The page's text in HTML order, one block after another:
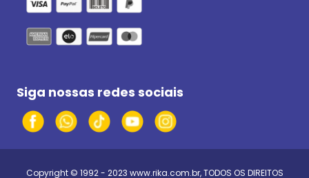
Siga nossas redes sociais
Copyright © 1992 - 2023 www.rika.com.br, TODOS OS DIREITOS